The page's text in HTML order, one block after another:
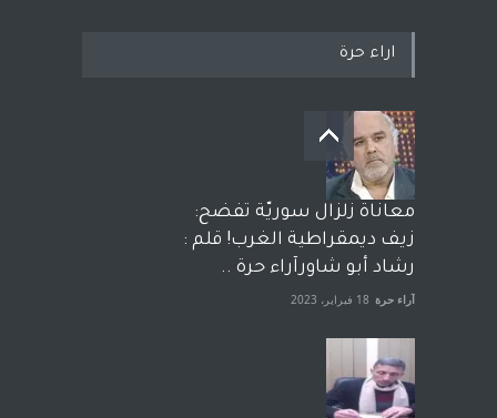
اراء حرة
معاناة زلزال سوريّة تفضح:
زيف ديمقراطية الغرب! قلم :
رشاد أبو شاورآراء حرة ..
آراء حرة 18 فبراير، 2023